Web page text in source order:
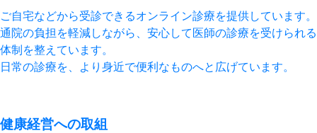
ご自宅などから受診できるオンライン診療を提供しています。
通院の負担を軽減しながら、安心して医師の診療を受けられる
体制を整えています。
日常の診療を、より身近で便利なものへと広げています。
健康経営への取組